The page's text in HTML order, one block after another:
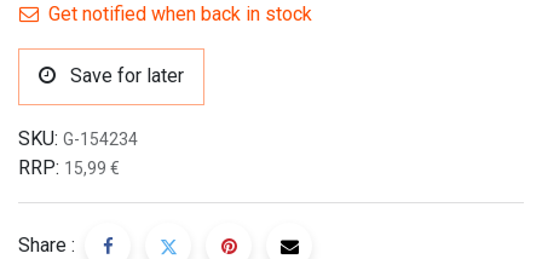
Get notified when back in stock
Save for later
SKU: G-154234
RRP: 15,99 €
Share :